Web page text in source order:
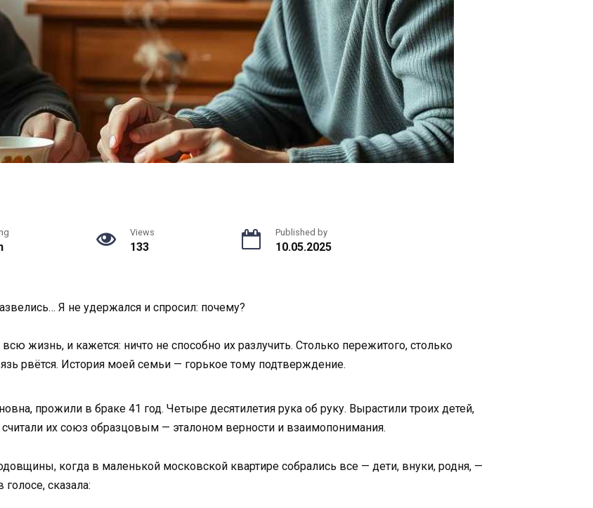
Views
133
Published by
10.05.2025
Я не удержался и спросил: почему?
жизнь, и кажется: ничто не способно их разлучить. Столько пережитого, столько
рвётся. История моей семьи — горькое тому подтверждение.
прожили в браке 41 год. Четыре десятилетия рука об руку. Вырастили троих детей,
их союз образцовым — эталоном верности и взаимопонимания.
когда в маленькой московской квартире собрались все — дети, внуки, родня, —
сказала: